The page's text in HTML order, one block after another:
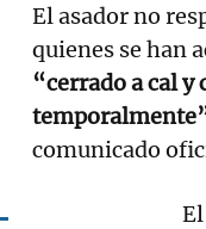
El asador no
quienes se han
“cerrado a cal y
comunicado